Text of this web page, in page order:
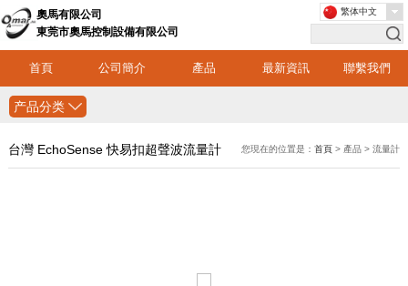
奧馬有限公司
東莞市奧馬控制設備有限公司
首頁 公司簡介 產品 最新資訊 聯繫我們
繁体中文
产品分类
台灣 EchoSense 快易扣超聲波流量計 您現在的位置是：首頁 > 產品 > 流量計